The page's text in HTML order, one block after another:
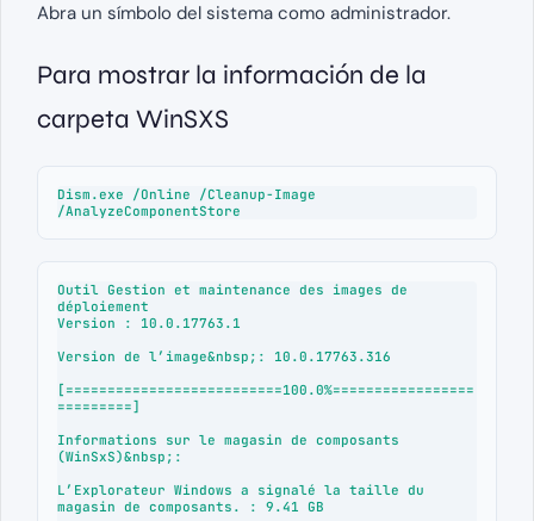
Abra un símbolo del sistema como administrador.
Para mostrar la información de la
carpeta WinSXS
Dism.exe /Online /Cleanup-Image
/AnalyzeComponentStore
Outil Gestion et maintenance des images de
déploiement
Version : 10.0.17763.1
Version de l’image&nbsp;: 10.0.17763.316
[==========================100.0%=================
=========]
Informations sur le magasin de composants
(WinSxS)&nbsp;:
L’Explorateur Windows a signalé la taille du
magasin de composants. : 9.41 GB